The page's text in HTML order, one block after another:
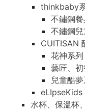
thinkbaby
不鏽鋼餐
不鏽鋼
CUITISAN
花神系列
藝匠、
兒童酷
eLIpseKids
水杯、保溫杯